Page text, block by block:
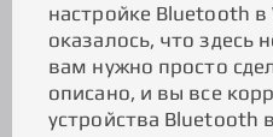
настройке Bluetooth
оказалось, что здесь
вам нужно просто
описано, и вы все
устройства Bluetooth